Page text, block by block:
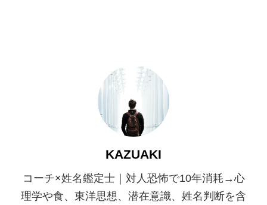
KAZUAKI
コーチ×姓名鑑定士｜対人恐怖で10年消耗→心
理学や食、東洋思想、潜在意識、姓名判断を含